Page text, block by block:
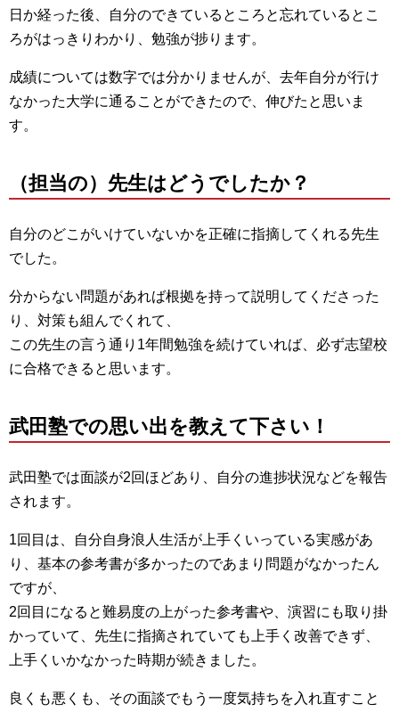
日か経った後、自分のできているところと忘れているとこ
ろがはっきりわかり、勉強が捗ります。
成績については数字では分かりませんが、去年自分が行け
なかった大学に通ることができたので、伸びたと思いま
す。
（担当の）先生はどうでしたか？
自分のどこがいけていないかを正確に指摘してくれる先生
でした。
分からない問題があれば根拠を持って説明してくださった
り、対策も組んでくれて、
この先生の言う通り1年間勉強を続けていれば、必ず志望校
に合格できると思います。
武田塾での思い出を教えて下さい！
武田塾では面談が2回ほどあり、自分の進捗状況などを報告
されます。
1回目は、自分自身浪人生活が上手くいっている実感があ
り、基本の参考書が多かったのであまり問題がなかったん
ですが、
2回目になると難易度の上がった参考書や、演習にも取り掛
かっていて、先生に指摘されていても上手く改善できず、
上手くいかなかった時期が続きました。
良くも悪くも、その面談でもう一度気持ちを入れ直すこと